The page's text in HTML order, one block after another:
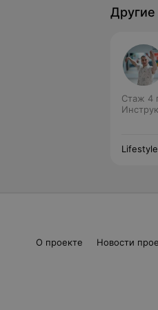
Стаж 4
О проекте Новости